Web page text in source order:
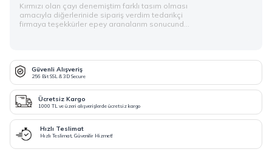
Kırmızı olan çayı denemiştim farklı tasım olması
amacıyla diğerlerinide sipariş verdim tedarikçi
firmaya teşekkürler epey aranalarım sonucunda
Güvenli Alışveriş
256 Bit SSL & 3D Secure
Ücretsiz Kargo
1000 TL ve üzeri alışverişlerde ücretsiz kargo
Hızlı Teslimat
Hızlı Teslimat, Güvenilir Hizmet!